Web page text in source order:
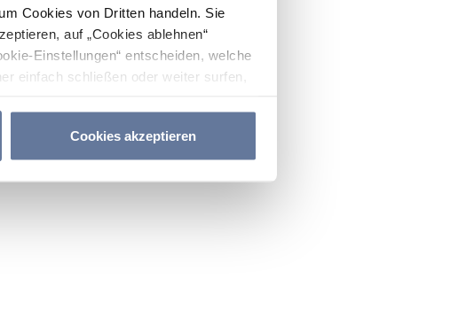
Cookies von Dritten handeln. Sie
auf „Cookies ablehnen“
Einstellungen“ entscheiden, welche
einfach schließen oder weiter surfen,
Cookies akzeptieren